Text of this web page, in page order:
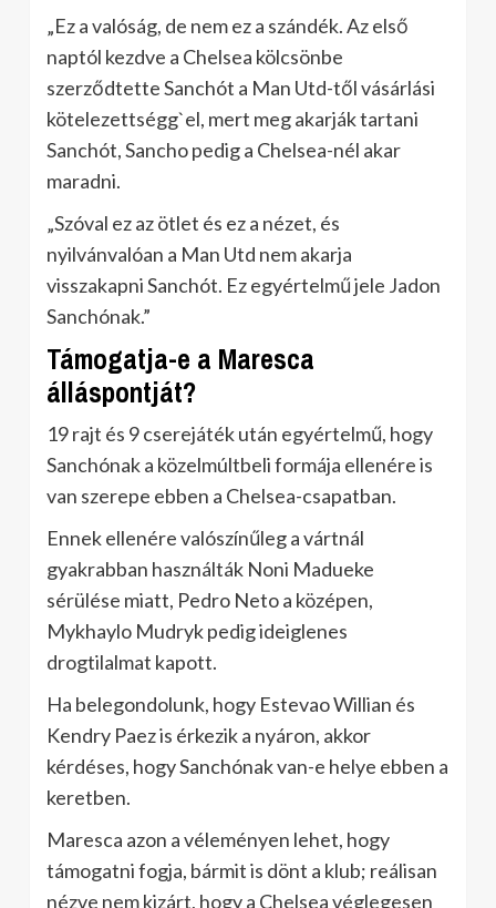
„Ez a valóság, de nem ez a szándék. Az első
naptól kezdve a Chelsea kölcsönbe
szerződtette Sanchót a Man Utd-től vásárlási
kötelezettségg`el, mert meg akarják tartani
Sanchót, Sancho pedig a Chelsea-nél akar
maradni.
„Szóval ez az ötlet és ez a nézet, és
nyilvánvalóan a Man Utd nem akarja
visszakapni Sanchót. Ez egyértelmű jele Jadon
Sanchónak.”
Támogatja-e a Maresca
álláspontját?
19 rajt és 9 cserejáték után egyértelmű, hogy
Sanchónak a közelmúltbeli formája ellenére is
van szerepe ebben a Chelsea-csapatban.
Ennek ellenére valószínűleg a vártnál
gyakrabban használták Noni Madueke
sérülése miatt, Pedro Neto a középen,
Mykhaylo Mudryk pedig ideiglenes
drogtilalmat kapott.
Ha belegondolunk, hogy Estevao Willian és
Kendry Paez is érkezik a nyáron, akkor
kérdéses, hogy Sanchónak van-e helye ebben a
keretben.
Maresca azon a véleményen lehet, hogy
támogatni fogja, bármit is dönt a klub; reálisan
nézve nem kizárt, hogy a Chelsea véglegesen